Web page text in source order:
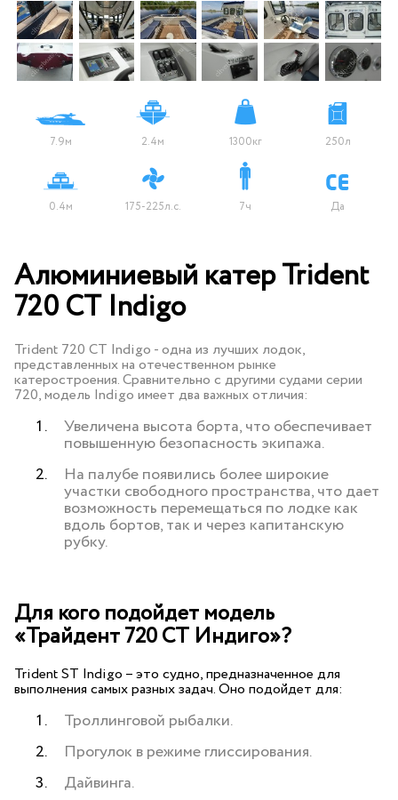
7.9м 2.4м 1300кг 250л
0.4м 175-225л.с. 7ч Да
Алюминиевый катер Trident
720 CT Indigo
Trident 720 CT Indigo - одна из лучших лодок,
представленных на отечественном рынке
катеростроения. Сравнительно с другими судами серии
720, модель Indigo имеет два важных отличия:
Увеличена высота борта, что обеспечивает
повышенную безопасность экипажа.
На палубе появились более широкие
участки свободного пространства, что дает
возможность перемещаться по лодке как
вдоль бортов, так и через капитанскую
рубку.
Для кого подойдет модель
«Трайдент 720 СТ Индиго»?
Trident ST Indigo – это судно, предназначенное для
выполнения самых разных задач. Оно подойдет для:
Троллинговой рыбалки.
Прогулок в режиме глиссирования.
Дайвинга.